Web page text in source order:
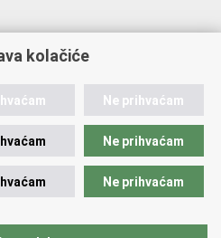
za Republiku Hrvatsku
kolačiće
Ne prihvaćam
Ne prihvaćam
Ne prihvaćam